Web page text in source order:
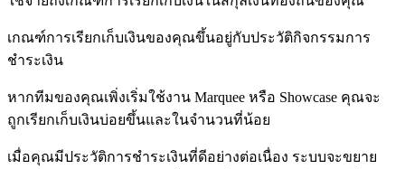
เกณฑ์การเรียกเก็บเงินของคุณขึ้นอยู่กับประวัติกิจกรรมการ
ชำระเงิน
หากทีมของคุณเพิ่งเริ่มใช้งาน Marquee หรือ Showcase คุณจะ
ถูกเรียกเก็บเงินบ่อยขึ้นและในจำนวนที่น้อย
เมื่อคุณมีประวัติการชำระเงินที่ดีอย่างต่อเนื่อง ระบบจะขยาย